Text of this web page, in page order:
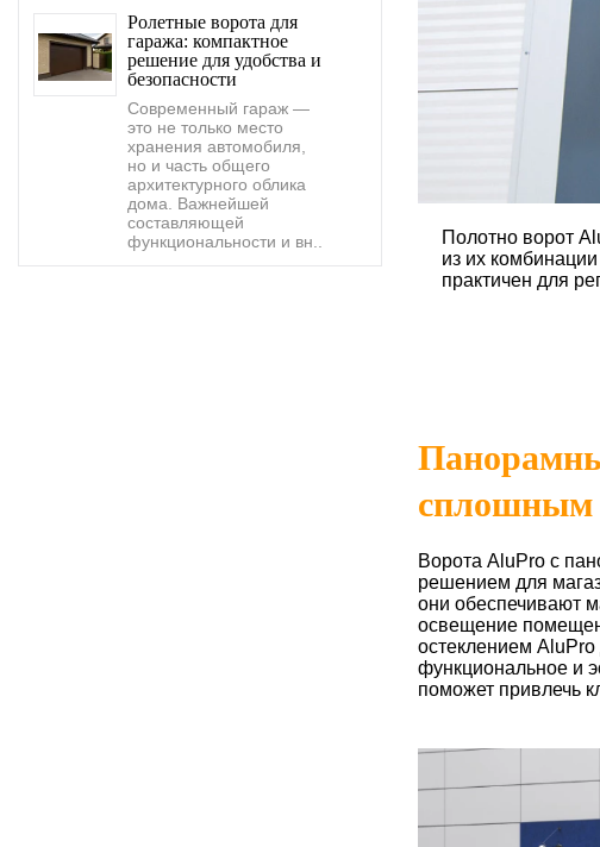
Ролетные ворота для
гаража: компактное
решение для удобства и
безопасности
Современный гараж —
это не только место
хранения автомобиля,
но и часть общего
архитектурного облика
дома. Важнейшей
составляющей
функциональности и вн..
Полотно ворот
из их
практичен для
сплошным
Ворота AluPro с
решением для
они обеспечивают
освещение
остеклением
функциональное и
поможет привлечь